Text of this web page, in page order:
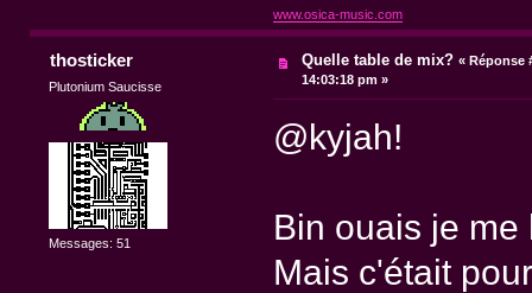
www.osica-music.com
thosticker
Plutonium Saucisse
Messages: 51
Quelle table de mix? « Réponse
14:03:18 pm »
@kyjah!
Bin ouais je
Mais c'était